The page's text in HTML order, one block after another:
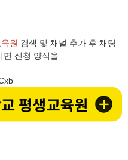
원 검색 및 채널 추가 후 채팅
면 신청 양식을